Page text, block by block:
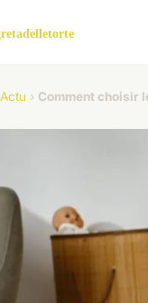
Actu › Comment choisir